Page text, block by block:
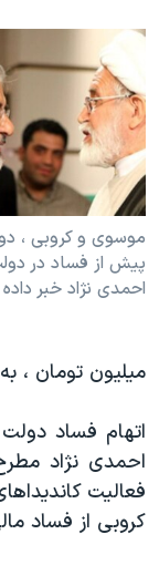
موسوی و کروبی ،
پیش از فساد در
احمدی نژاد خبر
میلیون تومان ،
اتهام فساد
احمدی نژاد
فعالیت
کروبی از فساد